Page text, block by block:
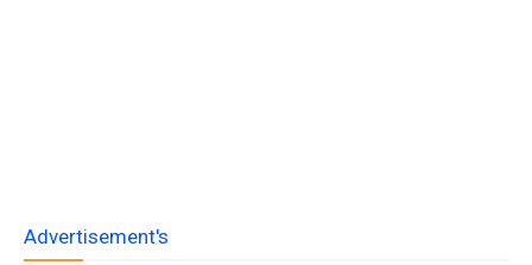
Advertisement's